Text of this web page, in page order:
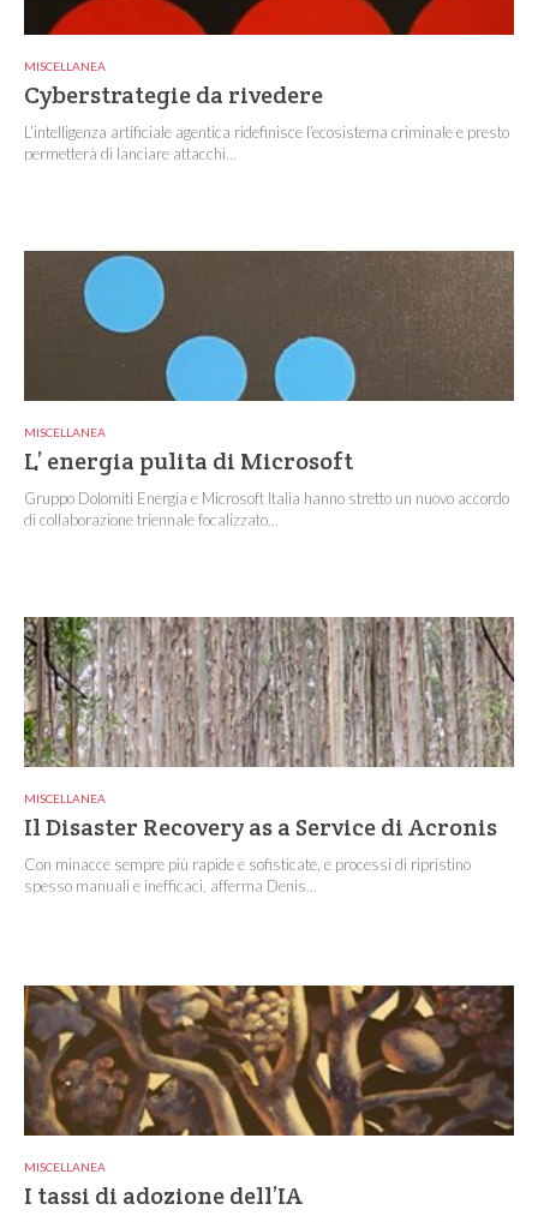
MISCELLANEA
Cyberstrategie da rivedere
L’intelligenza artificiale agentica ridefinisce l’ecosistema criminale e presto
permetterà di lanciare attacchi...
MISCELLANEA
L’ energia pulita di Microsoft
Gruppo Dolomiti Energia e Microsoft Italia hanno stretto un nuovo accordo
di collaborazione triennale focalizzato...
MISCELLANEA
Il Disaster Recovery as a Service di Acronis
Con minacce sempre più rapide e sofisticate, e processi di ripristino
spesso manuali e inefficaci, afferma Denis...
MISCELLANEA
I tassi di adozione dell’IA